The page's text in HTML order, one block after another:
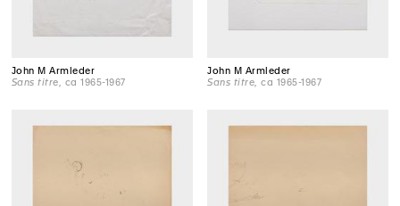
John M Armleder
Sans titre , ca 1965-1967
John M Armleder
Sans titre , ca 1965-1967